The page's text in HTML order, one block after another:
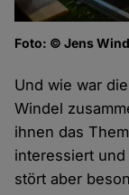
Foto: © Jens
Und wie war
Windel
ihnen das
interessiert
stört aber